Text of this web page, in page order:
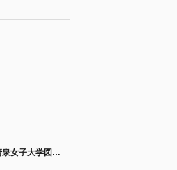
ふうの木 in 清泉女子大学図書館